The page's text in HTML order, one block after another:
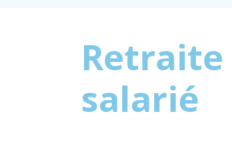
salarié